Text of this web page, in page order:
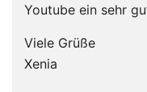
Youtube ein sehr
Viele Grüße
Xenia